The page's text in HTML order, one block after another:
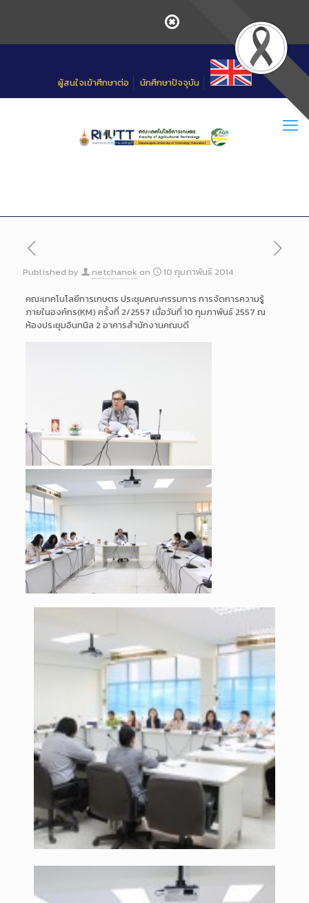
ผู้สนใจเข้าศึกษาต่อ นักศึกษาปัจจุบัน
Published by netchanok on 10 กุมภาพันธ์ 2014
คณะเทคโนโลยีการเกษตร ประชุมคณะกรรมการ การจัดการความรู้
ภายในองค์กร(KM) ครั้งที่ 2/2557 เมื่อวันที่ 10 กุมภาพันธ์ 2557 ณ
ห้องประชุมอินทนิล 2 อาคารสำนักงานคณบดี